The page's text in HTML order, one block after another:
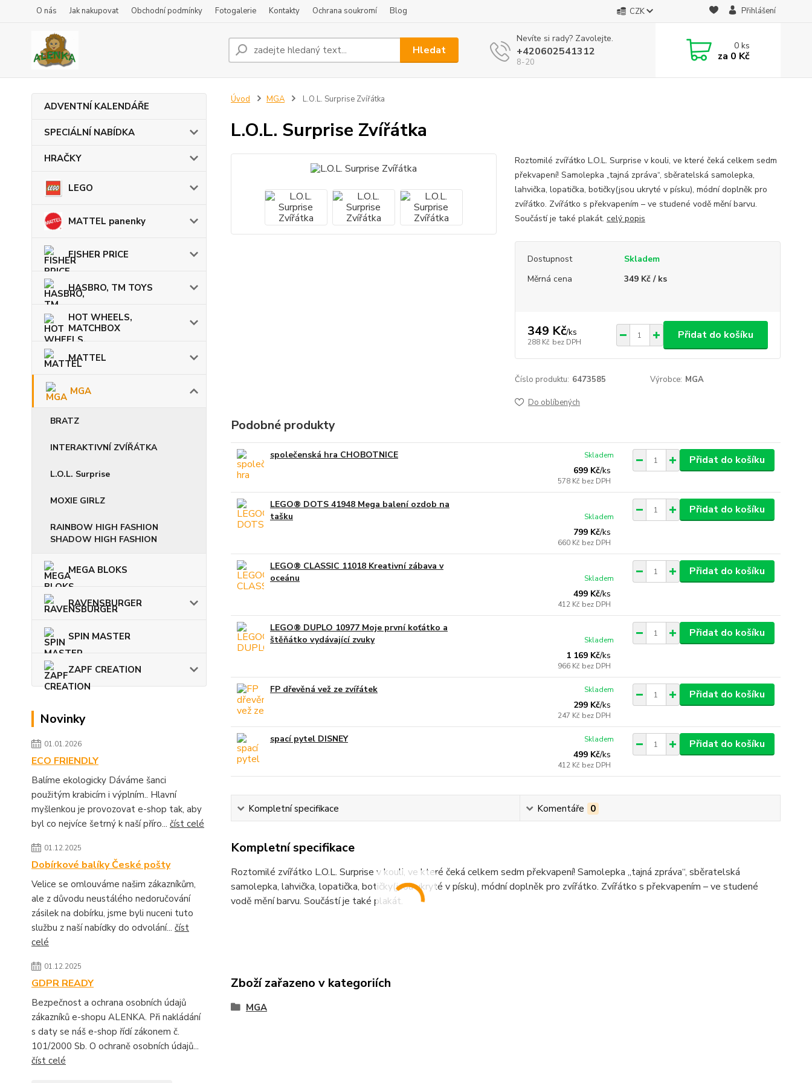
O nás Jak nakupovat Obchodní podmínky Fotogalerie Kontakty Ochrana soukromí Blog CZK Přihlášení
Hledat
Nevíte si rady? Zavolejte.
+420602541312
8-20
0ks
za 0 Kč
ADVENTNÍ KALENDÁŘE
SPECIÁLNÍ NABÍDKA
HRAČKY
LEGO
MATTEL panenky
FISHER PRICE
HASBRO, TM TOYS
HOT WHEELS,
MATCHBOX
MATTEL
MGA
BRATZ
INTERAKTIVNÍ ZVÍŘÁTKA
L.O.L. Surprise
MOXIE GIRLZ
RAINBOW HIGH FASHION
SHADOW HIGH FASHION
MEGA BLOKS
RAVENSBURGER
SPIN MASTER
ZAPF CREATION
Novinky
01.01.2026
ECO FRIENDLY
Balíme ekologicky Dáváme šanci
použitým krabicím i výplním.. Hlavní
myšlenkou je provozovat e-shop tak, aby
byl co nejvíce šetrný k naší příro... číst celé
01.12.2025
Dobírkové balíky České pošty
Velice se omlouváme našim zákazníkům,
ale z důvodu neustálého nedoručování
zásilek na dobírku, jsme byli nuceni tuto
službu z naší nabídky do odvolání... číst
celé
01.12.2025
GDPR READY
Bezpečnost a ochrana osobních údajů
zákazníků e-shopu ALENKA. Při nakládání
s daty se náš e-shop řídí zákonem č.
101/2000 Sb. O ochraně osobních údajů...
číst celé
Úvod MGA L.O.L. Surprise Zvířátka
L.O.L. Surprise Zvířátka
Roztomilé zvířátko L.O.L. Surprise v kouli, ve které čeká celkem sedm
překvapení! Samolepka „tajná zpráva“, sběratelská samolepka,
lahvička, lopatička, botičky(jsou ukryté v písku), módní doplněk pro
zvířátko. Zvířátko s překvapením – ve studené vodě mění barvu.
Součástí je také plakát. celý popis
Dostupnost
Skladem
Měrná cena
349 Kč / ks
349 Kč/ks
288 Kč bez DPH
Přidat do košíku
Číslo produktu: 6473585 Výrobce: MGA
Do oblíbených
Podobné produkty
společenská hra CHOBOTNICE
699 Kč/ks
578 Kč bez DPH
Skladem Přidat do košíku
LEGO® DOTS 41948 Mega balení ozdob na
tašku
799 Kč/ks
660 Kč bez DPH
Skladem
Přidat do košíku
LEGO® CLASSIC 11018 Kreativní zábava v
oceánu
499 Kč/ks
412 Kč bez DPH
Skladem
Přidat do košíku
LEGO® DUPLO 10977 Moje první koťátko a
štěňátko vydávající zvuky
1 169 Kč/ks
966 Kč bez DPH
Skladem
Přidat do košíku
FP dřevěná vež ze zvířátek
299 Kč/ks
247 Kč bez DPH
Skladem Přidat do košíku
spací pytel DISNEY
499 Kč/ks
412 Kč bez DPH
Skladem Přidat do košíku
Kompletní specifikace Komentáře 0
Kompletní specifikace
Roztomilé zvířátko L.O.L. Surprise v kouli, ve které čeká celkem sedm překvapení! Samolepka „tajná zpráva“, sběratelská
samolepka, lahvička, lopatička, botičky(jsou ukryté v písku), módní doplněk pro zvířátko. Zvířátko s překvapením – ve studené
vodě mění barvu. Součástí je také plakát.
Zboží zařazeno v kategoriích
MGA